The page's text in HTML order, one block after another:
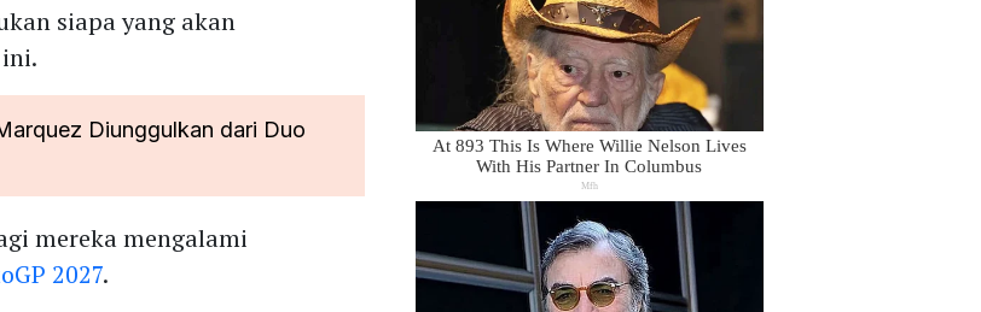
siapa yang akan
Diunggulkan dari Duo
mereka mengalami
2027.